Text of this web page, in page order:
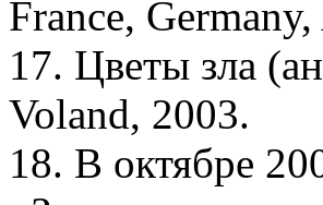
France,
17. Цветы зла
Voland, 2003.
18. В октябре